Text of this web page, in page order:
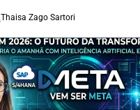
Thaisa Zago Sartori